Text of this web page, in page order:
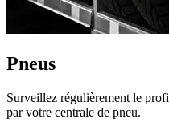
Pneus
Surveillez régulièrement le
par votre centrale de pneu.